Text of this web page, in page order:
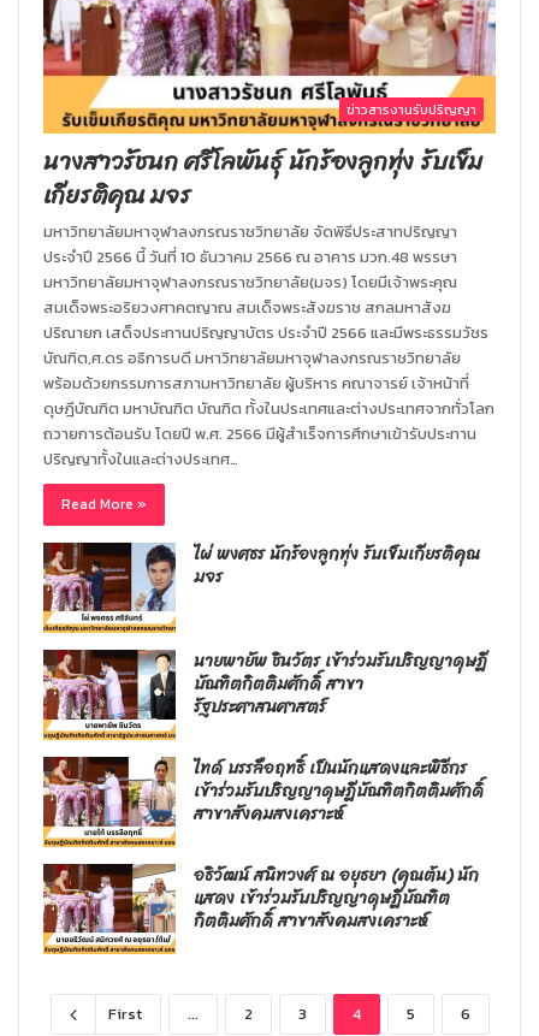
ข่าวสารงานรับปริญญา
นางสาวรัชนก ศรีโลพันธุ์ นักร้องลูกทุ่ง รับเข็ม
เกียรติคุณ มจร
มหาวิทยาลัยมหาจุฬาลงกรณราชวิทยาลัย จัดพิธีประสาทปริญญา
ประจำปี 2566 นี้ วันที่ 10 ธันวาคม 2566 ณ อาคาร มวก.48 พรรษา
มหาวิทยาลัยมหาจุฬาลงกรณราชวิทยาลัย(มจร) โดยมีเจ้าพระคุณ
สมเด็จพระอริยวงศาคตญาณ สมเด็จพระสังฆราช สกลมหาสังฆ
ปริณายก เสด็จประทานปริญญาบัตร ประจำปี 2566 และมีพระธรรมวัชร
บัณฑิต,ศ.ดร อธิการบดี มหาวิทยาลัยมหาจุฬาลงกรณราชวิทยาลัย
พร้อมด้วยกรรมการสภามหาวิทยาลัย ผู้บริหาร คณาจารย์ เจ้าหน้าที่
ดุษฎีบัณฑิต มหาบัณฑิต บัณฑิต ทั้งในประเทศและต่างประเทศจากทั่วโลก
ถวายการต้อนรับ โดยปี พ.ศ. 2566 มีผู้สำเร็จการศึกษาเข้ารับประทาน
ปริญญาทั้งในและต่างประเทศ…
Read More »
ไผ่ พงศธร นักร้องลูกทุ่ง รับเข็มเกียรติคุณ
มจร
นายพายัพ ชินวัตร เข้าร่วมรับปริญญาดุษฎี
บัณฑิตกิตติมศักดิ์ สาขา
รัฐประศาสนศาสตร์
ไทด์ บรรลือฤทธิ์ เป็นนักแสดงและพิธีกร
เข้าร่วมรับปริญญาดุษฎีบัณฑิตกิตติมศักดิ์
สาขาสังคมสงเคราะห์
อธิวัฒน์ สนิทวงศ์ ณ อยุธยา (คุณต้น) นัก
แสดง เข้าร่วมรับปริญญาดุษฎีบัณฑิต
กิตติมศักดิ์ สาขาสังคมสงเคราะห์
First ... 2 3 4 5 6